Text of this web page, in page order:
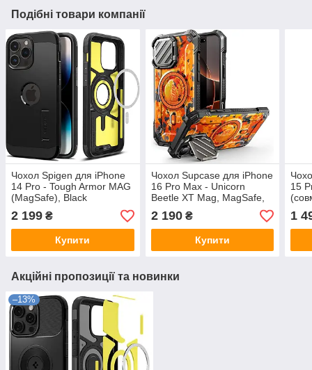
Подібні товари компанії
Чохол Spigen для iPhone
14 Pro - Tough Armor MAG
(MagSafe), Black
2 199 ₴
Купити
Чохол Supcase для iPhone
16 Pro Max - Unicorn
Beetle XT Mag, MagSafe,
(843439151000)
2 190₴
Купити
15
1
Акційні пропозиції та новинки
–13%